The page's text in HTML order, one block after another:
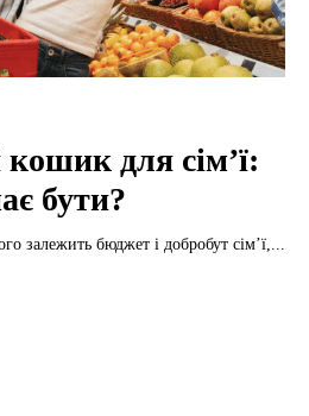
для сім’ї:
бути?
залежить бюджет і добробут сім’ї,...